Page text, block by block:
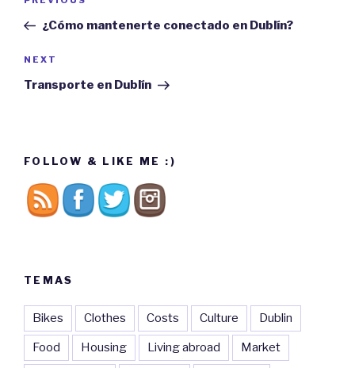
Post¿Cómo mantenerte conectado en Dublín?
Next
Post
NEXT
Transporte en Dublín
FOLLOW & LIKE ME :)
TEMAS
Bikes Clothes Costs Culture Dublin
Food Housing Living abroad Market